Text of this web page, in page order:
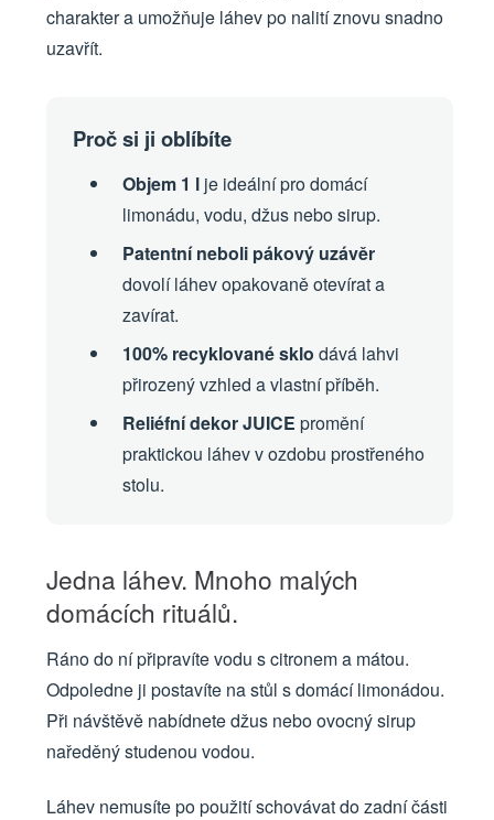
charakter a umožňuje láhev po nalití znovu snadno
uzavřít.
Proč si ji oblíbíte
Objem 1 lje ideální pro domácí
limonádu, vodu, džus nebo sirup.
Patentní neboli pákový uzávěr
dovolí láhev opakovaně otevírat a
zavírat.
100% recyklované sklo dává lahvi
přirozený vzhled a vlastní příběh.
Reliéfní dekor JUICE promění
praktickou láhev v ozdobu prostřeného
stolu.
Jedna láhev. Mnoho malých
domácích rituálů.
Ráno do ní připravíte vodu s citronem a mátou.
Odpoledne ji postavíte na stůl s domácí limonádou.
Při návštěvě nabídnete džus nebo ovocný sirup
naředěný studenou vodou.
Láhev nemusíte po použití schovávat do zadní části